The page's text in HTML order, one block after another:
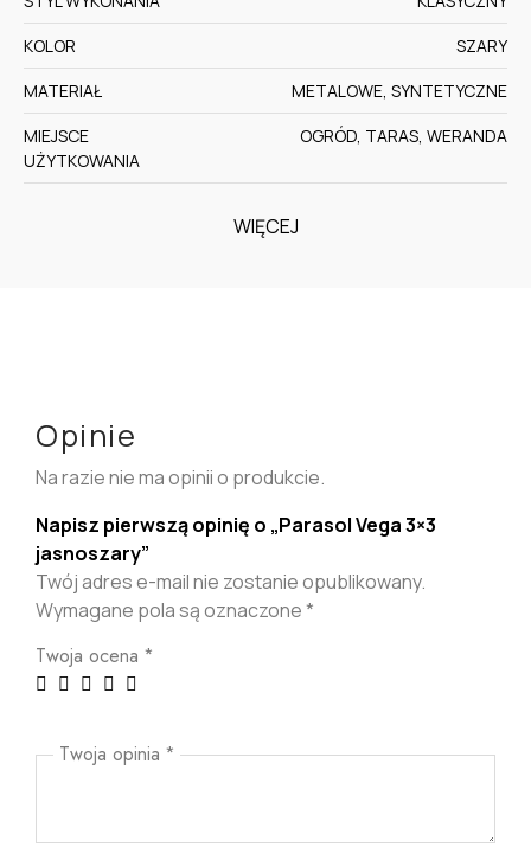
KOLOR
SZARY
MATERIAŁ
METALOWE, SYNTETYCZNE
MIEJSCE
UŻYTKOWANIA
OGRÓD, TARAS, WERANDA
WIĘCEJ
Opinie
Na razie nie ma opinii o produkcie.
Napisz pierwszą opinię o „Parasol Vega 3×3
jasnoszary”
Twój adres e-mail nie zostanie opublikowany.
Wymagane pola są oznaczone*
Twoja ocena *
Twoja opinia *